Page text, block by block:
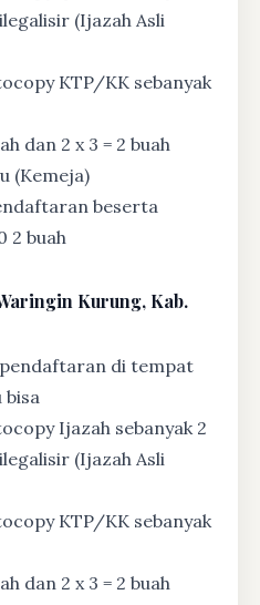
(Ijazah Asli
KTP/KK sebanyak
dan 2 x 3 = 2 buah
(Kemeja)
beserta
2 buah
Kurung, Kab.
di tempat
bisa
Ijazah sebanyak 2
(Ijazah Asli
KTP/KK sebanyak
dan 2 x 3 = 2 buah